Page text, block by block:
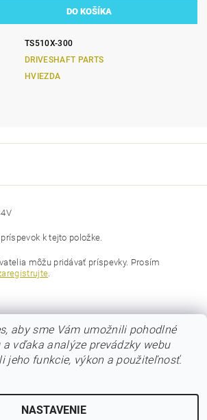
TS510X-300
DRIVESHAFT PARTS
HVIEZDA
k tejto položke.
môžu pridávať príspevky. Prosím
.
aby sme Vám umožnili pohodlné
vďaka analýze prevádzky webu
jeho funkcie, výkon a použiteľnosť.
NASTAVENIE